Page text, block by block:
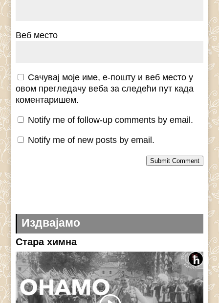
Веб место
Сачувај моје име, е-пошту и веб место у
овом прегледачу веба за следећи пут када
коментаришем.
Notify me of follow-up comments by email.
Notify me of new posts by email.
Submit Comment
Издвајамо
Стара химна